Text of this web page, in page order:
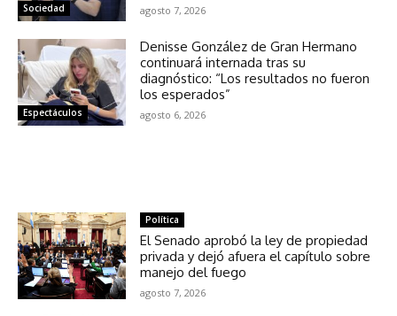
Sociedad agosto 7, 2026
Espectáculos
Denisse González de Gran Hermano
continuará internada tras su
diagnóstico: “Los resultados no fueron
los esperados”
agosto 6, 2026
Política
El Senado aprobó la ley de propiedad
privada y dejó afuera el capítulo sobre
manejo del fuego
agosto 7, 2026